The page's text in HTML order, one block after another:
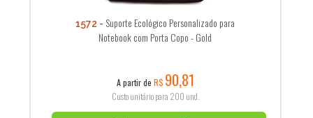
1572
Suporte Ecológico Personalizado para
Notebook com Porta Copo - Gold
A partir de R$ 90,81
Custo unitário para 200 und.